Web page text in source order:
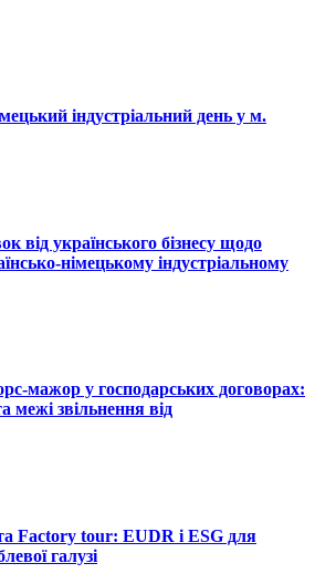
індустріальний день у м.
від українського бізнесу щодо
німецькому індустріальному
мажор у господарських договорах:
межі звільнення від
Factory tour: EUDR і ESG для
галузі